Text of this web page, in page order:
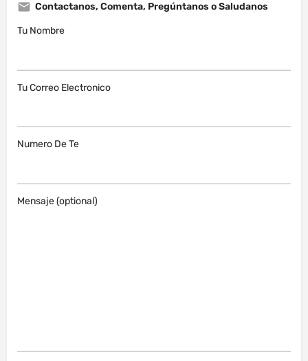
Contactanos, Comenta, Pregúntanos o Saludanos
Tu Nombre
Tu Correo Electronico
Numero De Te
Mensaje (optional)